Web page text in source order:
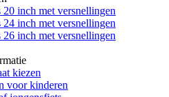
20 inch met versnellingen
24 inch met versnellingen
26 inch met versnellingen
kiezen
voor kinderen